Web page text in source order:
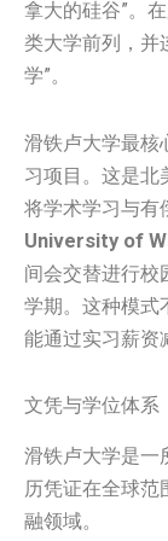
拿大的硅谷”。
类大学前列，并
学”。
滑铁卢大学最核
习项目。这是北
将学术学习与有
University of
间会交替进行校
学期。这种模式
能通过实习薪资
文凭与学位体系
滑铁卢大学是一
历凭证在全球范
融领域。